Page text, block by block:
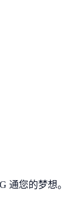
通您的梦想。